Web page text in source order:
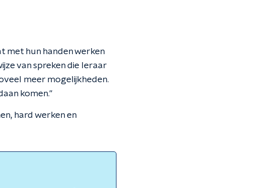
met hun handen werken
van spreken die leraar
meer mogelijkheden.
komen."
hard werken en